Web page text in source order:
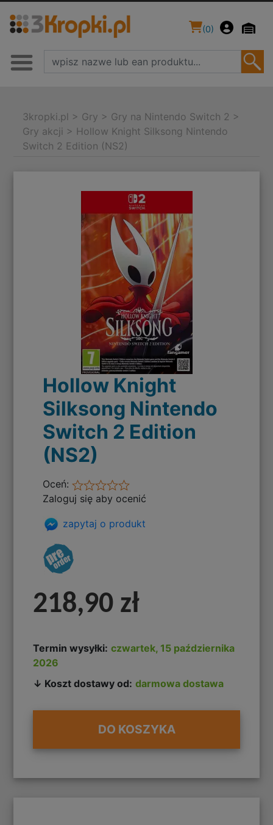
(0)
3kropki.pl > Gry > Gry na Nintendo Switch 2 >
Gry akcji > Hollow Knight Silksong Nintendo
Switch 2 Edition (NS2)
Hollow Knight
Silksong Nintendo
Switch 2 Edition
(NS2)
Oceń:
Zaloguj się aby ocenić
zapytaj o produkt
218,90 zł
Termin wysyłki: czwartek, 15 października
2026
↓ Koszt dostawy od: darmowa dostawa
DO KOSZYKA